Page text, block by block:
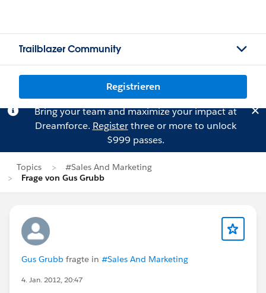
Trailblazer Community
Registrieren
Bring your team and maximize your impact at
Dreamforce. Registerthree or more to unlock
$999 passes.
Topics
#Sales And Marketing
Frage von Gus Grubb
Gus Grubb fragte in #Sales And Marketing
4. Jan. 2012, 20:47